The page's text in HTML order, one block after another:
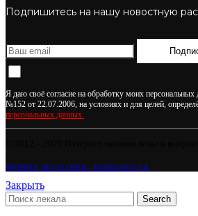
Подпишитесь на нашу новостную
Я даю своё согласие на обработку моих
№152 от 22.07.2006, на условиях и для целей,
персональных данных.
WEBSITE DEVELOPER - KORKUNOV EA
Закрыть
Search